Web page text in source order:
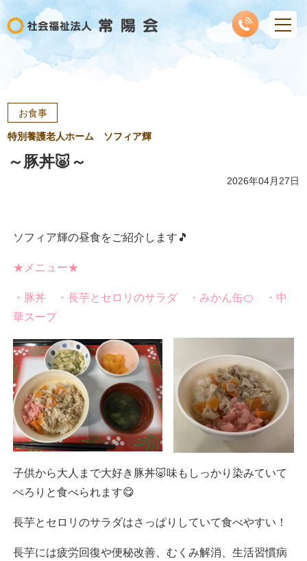
お食事
特別養護老人ホーム ソフィア輝
～豚丼🐷～
2026年04月27日
ソフィア輝の昼食をご紹介します🎵
★メニュー★
・豚丼 ・長芋とセロリのサラダ ・みかん缶🍊 ・中
華スープ
子供から大人まで大好き豚丼🐷味もしっかり染みていて
ぺろりと食べられます😋
長芋とセロリのサラダはさっぱりしていて食べやすい！
長芋には疲労回復や便秘改善、むくみ解消、生活習慣病